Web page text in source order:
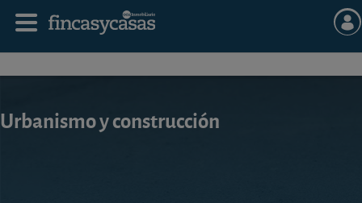
Urbanismo y construcción